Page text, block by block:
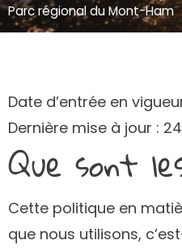
Parc régional du Mont-Ham
Date d’entrée en
Dernière mise à jour :
Que sont
Cette politique en
que nous utilisons,